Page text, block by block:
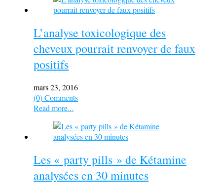
L’analyse toxicologique des
cheveux pourrait renvoyer de faux
positifs
mars 23, 2016
(0) Comments
Read more...
Les « party pills » de Kétamine
analysées en 30 minutes